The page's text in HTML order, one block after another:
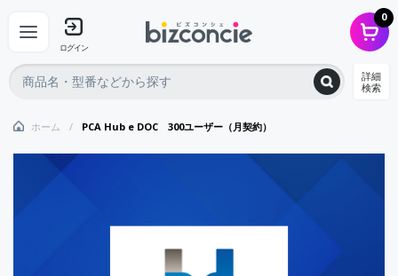
ログイン
0
詳細
検索
ホーム PCA Hub e DOC 300ユーザー（月契約）